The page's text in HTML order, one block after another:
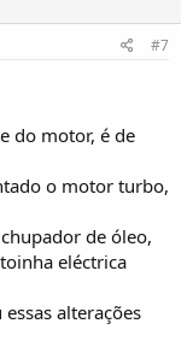
#7
do motor, é de
o motor turbo,
de óleo,
eléctrica
alterações